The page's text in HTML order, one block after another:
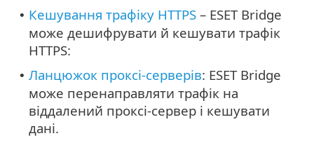
• Кешування трафіку HTTPS – ESET Bridge
може дешифрувати й кешувати трафік
HTTPS:
• Ланцюжок проксі-серверів: ESET Bridge
може перенаправляти трафік на
віддалений проксі-сервер і кешувати
дані.